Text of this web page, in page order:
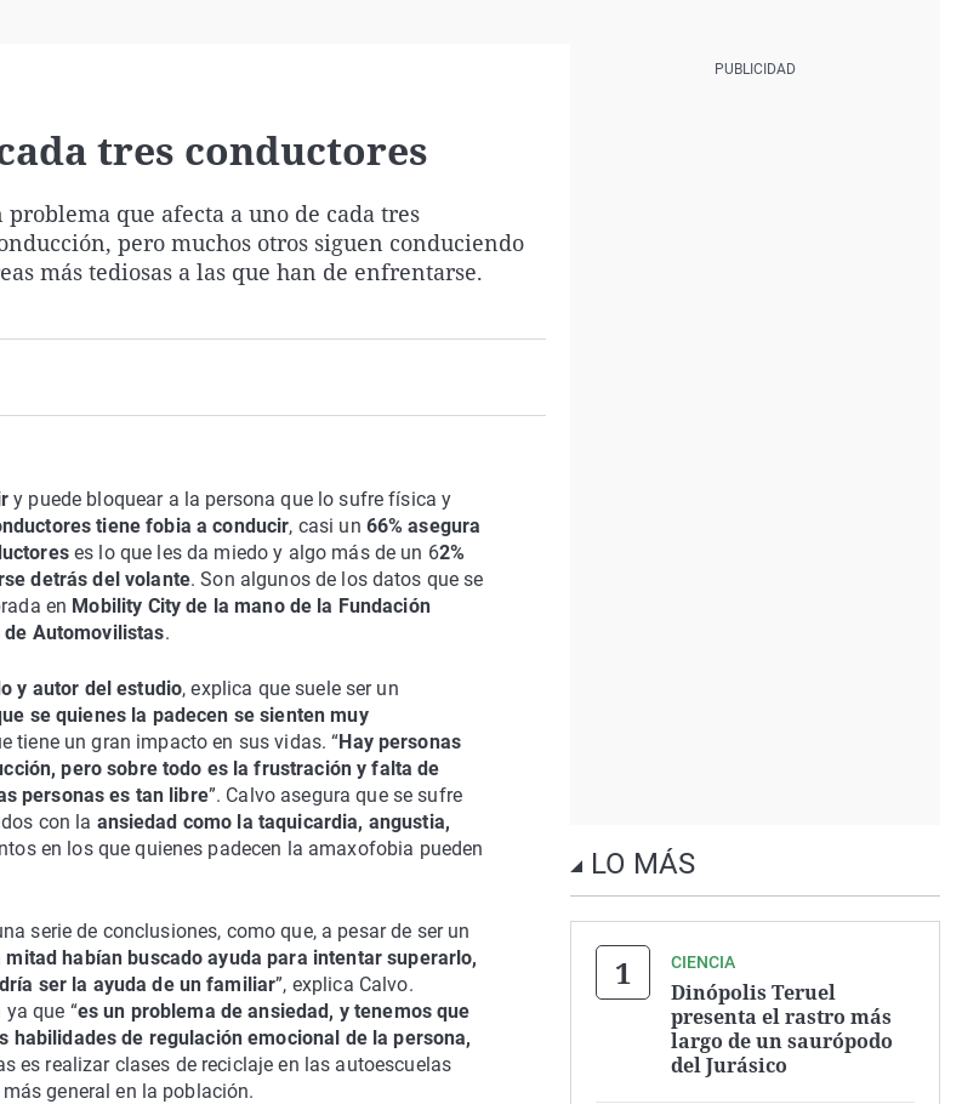
tres conductores
que afecta a uno de cada tres
pero muchos otros siguen conduciendo
más tediosas a las que han de enfrentarse.
y puede bloquear a la persona que lo sufre física y
tiene fobia a conducir, casi un 66% asegura
es lo que les da miedo y algo más de un 62%
detrás del volante. Son algunos de los datos que se
en Mobility City de la mano de la Fundación
de Automovilistas.
y autor del estudio, explica que suele ser un
se quienes la padecen se sienten muy
tiene un gran impacto en sus vidas. “Hay personas
pero sobre todo es la frustración y falta de
personas es tan libre”. Calvo asegura que se sufre
con la ansiedad como la taquicardia, angustia,
en los que quienes padecen la amaxofobia pueden
serie de conclusiones, como que, a pesar de ser un
mitad habían buscado ayuda para intentar superarlo,
ser la ayuda de un familiar”, explica Calvo.
que “es un problema de ansiedad, y tenemos que
de regulación emocional de la persona,
es realizar clases de reciclaje en las autoescuelas
general en la población.
LO MÁS
CIENCIA
Dinópolis Teruel
presenta el rastro más
largo de un saurópodo
del Jurásico